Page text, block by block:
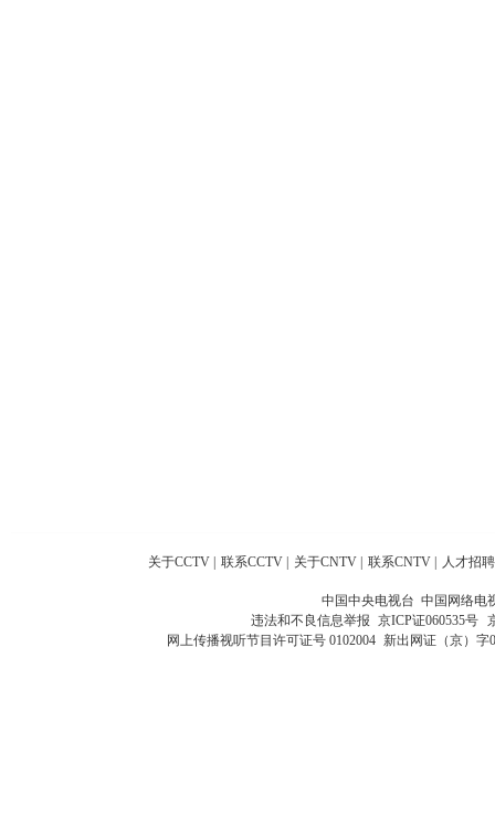
关于CCTV 联系CCTV 关于CNTV 联系CNTV 人才招聘
中国中央电视台 中国网络电
违法和不良信息举报 京ICP证060535号
网上传播视听节目许可证号 0102004 新出网证（京）